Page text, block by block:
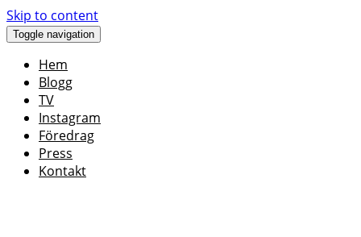
Skip to content
Toggle navigation
Hem
Blogg
TV
Instagram
Föredrag
Press
Kontakt